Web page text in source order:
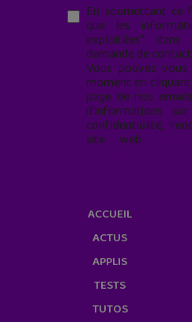
En soumettant ce
que les
exploitées*
demande de
Vous pouvez
moment en
page de nos
d'informations
confidentialité,
site web
ACCUEIL
ACTUS
APPLIS
TESTS
TUTOS